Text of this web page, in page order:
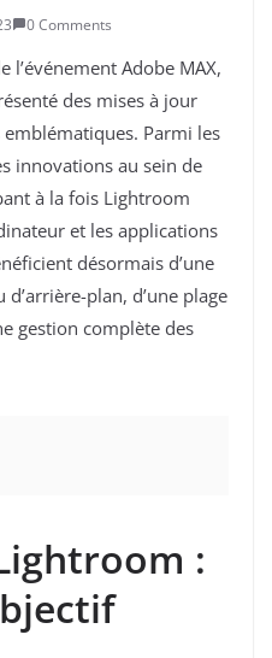
0 Comments
l’événement Adobe MAX,
des mises à jour
Parmi les
innovations au sein de
à la fois Lightroom
et les applications
désormais d’une
plan, d’une plage
gestion complète des
: